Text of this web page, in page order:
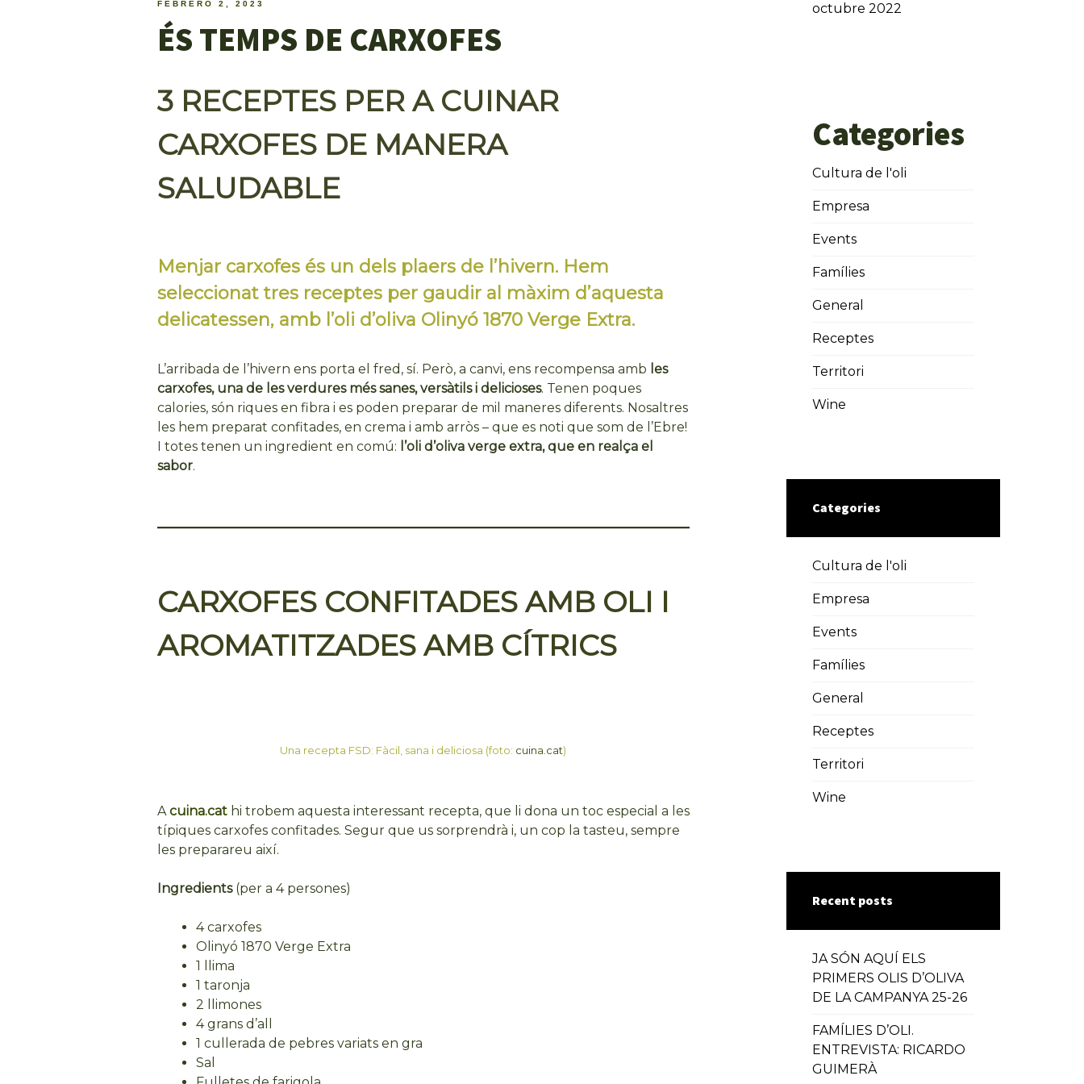
FEBRERO 2, 2023
ÉS TEMPS DE CARXOFES
3 RECEPTES PER A CUINAR
CARXOFES DE MANERA
SALUDABLE
Menjar carxofes és un dels plaers de l’hivern. Hem
seleccionat tres receptes per gaudir al màxim d’aquesta
delicatessen, amb l’oli d’oliva Olinyó 1870 Verge Extra.
L’arribada de l’hivern ens porta el fred, sí. Però, a canvi, ens recompensa amb les
carxofes, una de les verdures més sanes, versàtils i delicioses. Tenen poques
calories, són riques en fibra i es poden preparar de mil maneres diferents. Nosaltres
les hem preparat confitades, en crema i amb arròs – que es noti que som de l’Ebre!
I totes tenen un ingredient en comú: l’oli d’oliva verge extra, que en realça el
sabor.
CARXOFES CONFITADES AMB OLI I
AROMATITZADES AMB CÍTRICS
Una recepta FSD: Fàcil, sana i deliciosa (foto: cuina.cat)
Acuina.cathi trobem aquesta interessant recepta, que li dona un toc especial a les
típiques carxofes confitades. Segur que us sorprendrà i, un cop la tasteu, sempre
les preparareu així.
Ingredients (per a 4 persones)
4 carxofes
Olinyó 1870 Verge Extra
1 llima
1 taronja
2 llimones
4 grans d’all
1 cullerada de pebres variats en gra
Sal
octubre 2022
Categories
Cultura de l'oli
Empresa
Events
Famílies
General
Receptes
Territori
Wine
Categories
Cultura de l'oli
Empresa
Events
Famílies
General
Receptes
Territori
Wine
Recent posts
JA SÓN AQUÍ ELS
PRIMERS OLIS D’OLIVA
DE LA CAMPANYA 25-26
FAMÍLIES D’OLI.
ENTREVISTA: RICARDO
GUIMERÀ